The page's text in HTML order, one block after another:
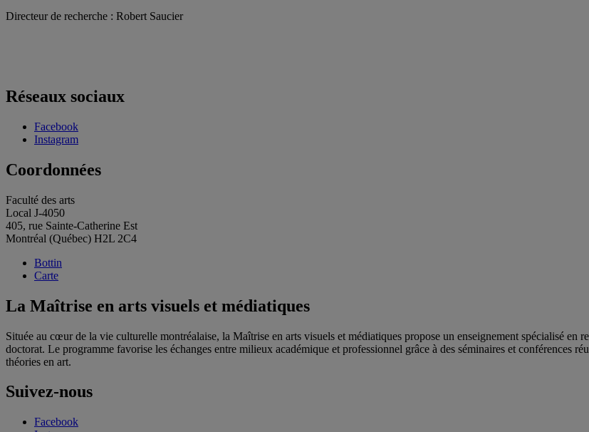
Directeur de recherche : Robert Saucier
Réseaux sociaux
Facebook
Instagram
Coordonnées
Faculté des arts
Local J-4050
405, rue Sainte-Catherine Est
Montréal (Québec) H2L 2C4
Bottin
Carte
La Maîtrise en arts visuels et médiatiques
Située au cœur de la vie culturelle montréalaise, la Maîtrise en arts visuels et médiatiques propose un enseignement spécialisé
doctorat. Le programme favorise les échanges entre milieux académique et professionnel grâce à des séminaires et conférences
théories en art.
Suivez-nous
Facebook